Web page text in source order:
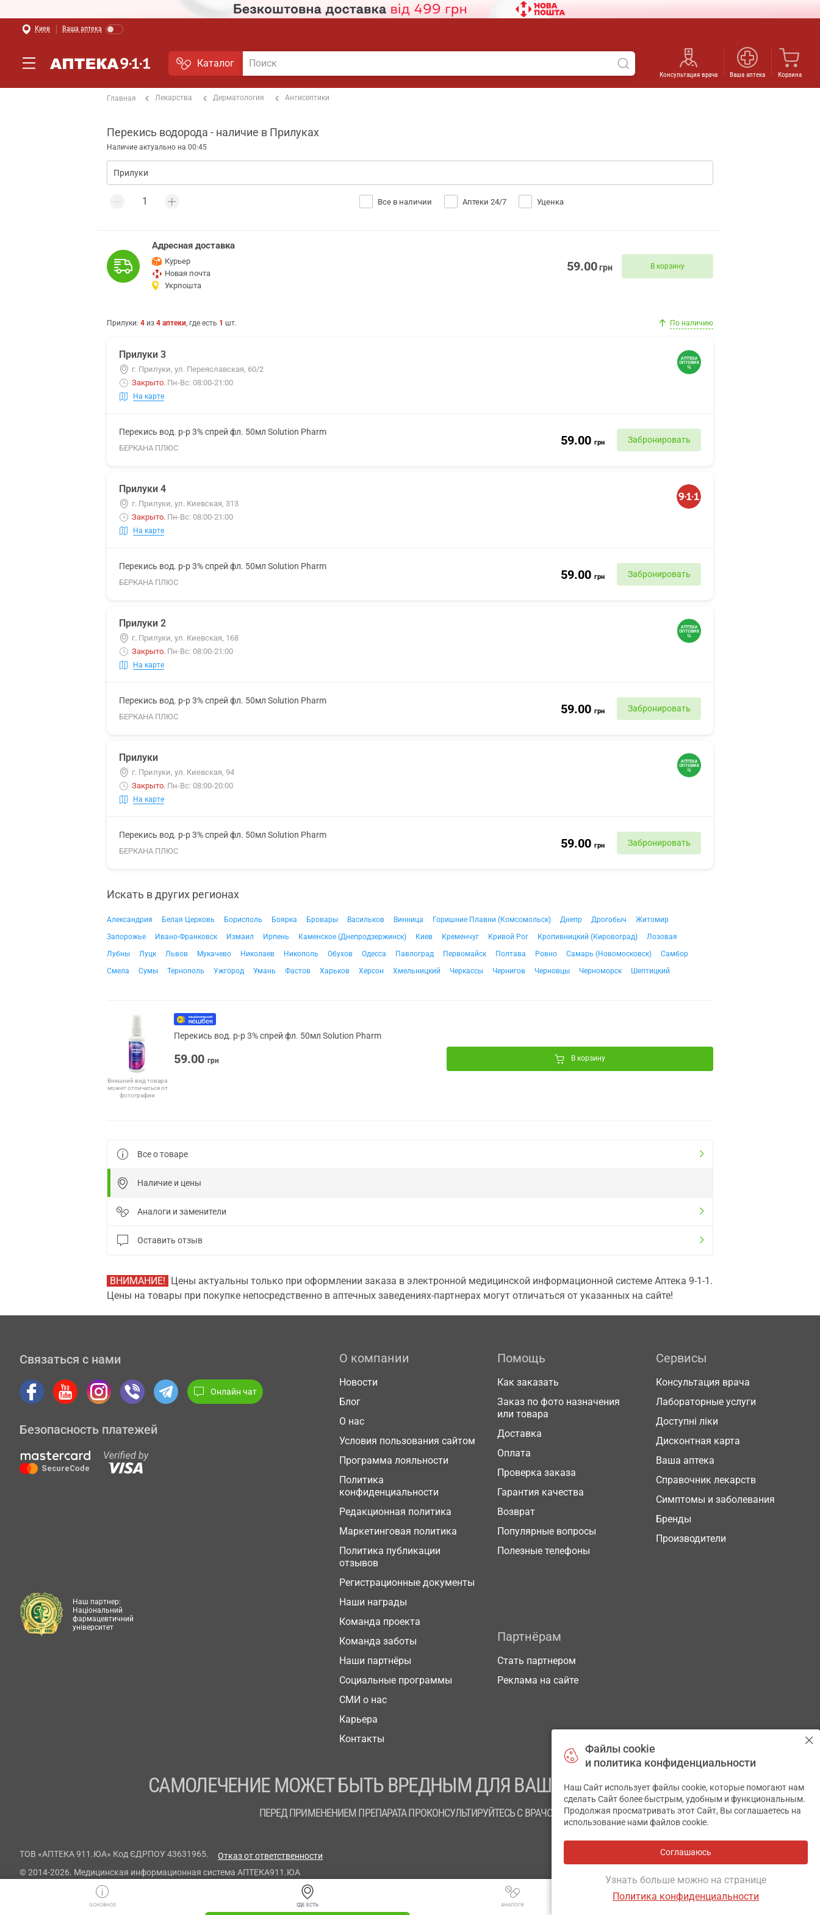
Киев Ваша аптека
Каталог
Консультация врача Ваша аптека Корзина
Главная Лекарства Дерматология Антисептики
Перекись водорода - наличие в Прилуках
Наличие актуально на 00:45
Все в наличии Аптеки 24/7 Уценка
Адресная доставка
Курьер
Новая почта
Укрпошта
59.00грн В корзину
Прилуки: 4 из 4 аптеки, где есть 1 шт. По наличию
Прилуки 3
г. Прилуки, ул. Переяславская, 60/2
Закрыто. Пн-Вс: 08:00-21:00
На карте
Перекись вод. р-р 3% спрей фл. 50мл Solution Pharm
БЕРКАНА ПЛЮС
59.00 грн Забронировать
Прилуки 4
г. Прилуки, ул. Киевская, 313
Закрыто. Пн-Вс: 08:00-21:00
На карте
Перекись вод. р-р 3% спрей фл. 50мл Solution Pharm
БЕРКАНА ПЛЮС
59.00 грн Забронировать
Прилуки 2
г. Прилуки, ул. Киевская, 168
Закрыто. Пн-Вс: 08:00-21:00
На карте
Перекись вод. р-р 3% спрей фл. 50мл Solution Pharm
БЕРКАНА ПЛЮС
59.00 грн Забронировать
Прилуки
г. Прилуки, ул. Киевская, 94
Закрыто. Пн-Вс: 08:00-20:00
На карте
Перекись вод. р-р 3% спрей фл. 50мл Solution Pharm
БЕРКАНА ПЛЮС
59.00 грн Забронировать
Искать в других регионах
Александрия Белая Церковь Борисполь Боярка Бровары Васильков Винница Горишние Плавни (Комсомольск) Днепр Дрогобыч
Житомир
Запорожье
Ивано-Франковск Измаил Ирпень Каменское (Днепродзержинск) Киев Кременчуг Кривой Рог Кропивницкий (Кировоград)
Лозовая
Лубны
Луцк Львов Мукачево Николаев Никополь Обухов Одесса Павлоград Первомайск Полтава Ровно Самарь (Новомосковск)
Самбор
Смела
Сумы Тернополь Ужгород Умань Фастов Харьков Херсон Хмельницкий Черкассы Чернигов Черновцы Черноморск Шептицкий
Внешний вид товара
может отличаться от
фотографии
Перекись вод. р-р 3% спрей фл. 50мл Solution Pharm
59.00 грн В корзину
ОСНОВНОЕ ГДЕ ЕСТЬ АНАЛОГИ
Все о товаре
Наличие и цены
Аналоги и заменители
Оставить отзыв
ВНИМАНИЕ! Цены актуальны только при оформлении заказа в электронной медицинской информационной системе Аптека 9-1-1.
Цены на товары при покупке непосредственно в аптечных заведениях-партнерах могут отличаться от указанных на сайте!
Связаться с нами
Онлайн чат
Безопасность платежей
О компании
Новости
Блог
О нас
Условия пользования сайтом
Программа лояльности
Политика
конфиденциальности
Редакционная политика
Маркетинговая политика
Политика публикации
отзывов
Регистрационные документы
Наши награды
Команда проекта
Команда заботы
Наши партнёры
Социальные программы
СМИ о нас
Карьера
Контакты
Помощь
Как заказать
Заказ по фото назначения
или товара
Доставка
Оплата
Проверка заказа
Гарантия качества
Возврат
Популярные вопросы
Полезные телефоны
Сервисы
Консультация врача
Лабораторные услуги
Доступні ліки
Дисконтная карта
Ваша аптека
Справочник лекарств
Симптомы и заболевания
Бренды
Производители
Партнёрам
Стать партнером
Реклама на сайте
Наш партнер:
Національний
фармацевтичний
університет
САМОЛЕЧЕНИЕ МОЖЕТ БЫТЬ ВРЕДНЫМ ДЛЯ ВАШЕГО ЗДОРОВЬЯ
ПЕРЕД ПРИМЕНЕНИЕМ ПРЕПАРАТА ПРОКОНСУЛЬТИРУЙТЕСЬ С ВРАЧОМ
ТОВ «АПТЕКА 911.ЮА» Код ЄДРПОУ 43631965.
Отказ от ответственности
© 2014-2026. Медицинская информационная система АПТЕКА911.ЮА
Файлы cookie
и политика конфиденциальности
Наш Сайт использует файлы cookie, которые помогают нам
сделать Сайт более быстрым, удобным и функциональным.
Продолжая просматривать этот Сайт, Вы соглашаетесь на
использование нами файлов cookie.
Соглашаюсь
Узнать больше можно на странице
Политика конфиденциальности
✕